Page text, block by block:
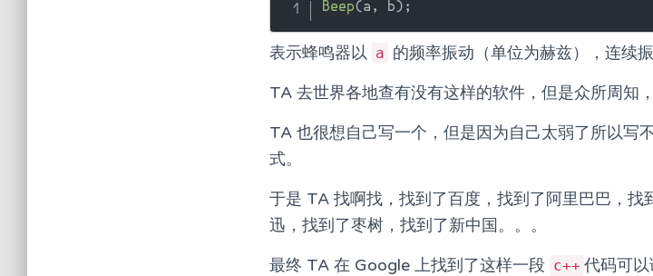
Beep(a , b) ;
表示蜂鸣器以 a 的频率振动（单位为赫兹），连续
TA 去世界各地查有没有这样的软件，但是众所周知
TA 也很想自己写一个，但是因为自己太弱了所以写
式。
于是 TA 找啊找，找到了百度，找到了阿里巴巴，
迅，找到了枣树，找到了新中国。。。
最终 TA 在 Google 上找到了这样一段 c++ 代码可以